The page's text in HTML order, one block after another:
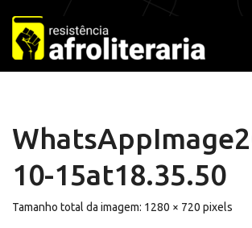
Pular
para
o
conteúdo
10-15at18.35.50
Tamanho total da imagem: 1280 × 720 pixels